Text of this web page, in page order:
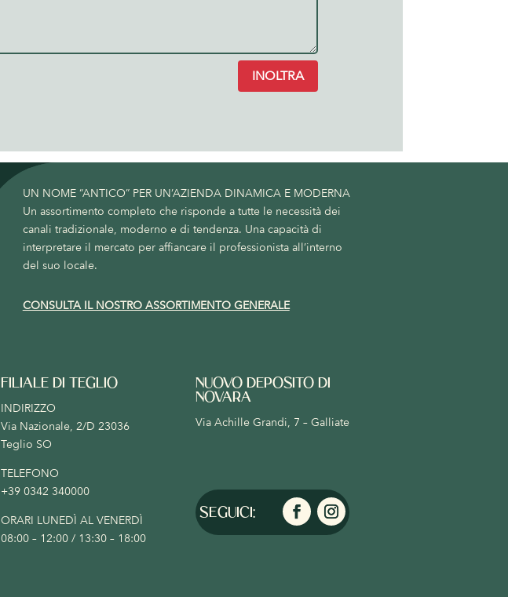
INOLTRA
UN NOME “ANTICO” PER UN’AZIENDA DINAMICA E MODERNA
Un assortimento completo che risponde a tutte le necessità dei
canali tradizionale, moderno e di tendenza. Una capacità di
interpretare il mercato per affiancare il professionista all’interno
del suo locale.
CONSULTA IL NOSTRO ASSORTIMENTO GENERALE
FILIALE DI TEGLIO
INDIRIZZO
Via Nazionale, 2/D 23036
Teglio SO
TELEFONO
+39 0342 340000
ORARI LUNEDÌ AL VENERDÌ
08:00 – 12:00 / 13:30 – 18:00
NUOVO DEPOSITO DI
NOVARA
Via Achille Grandi, 7 – Galliate